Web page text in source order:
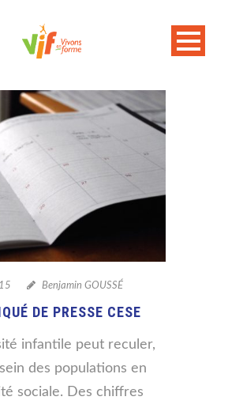
Benjamin GOUSSÉ
DE PRESSE CESE
infantile peut reculer,
des populations en
sociale. Des chiffres